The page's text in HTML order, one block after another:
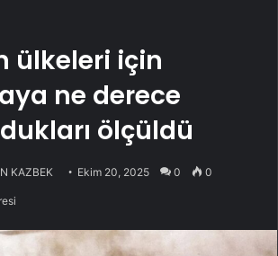
ülkeleri için
ne derece
ölçüldü
KAZBEK Ekim 20, 2025 0 0